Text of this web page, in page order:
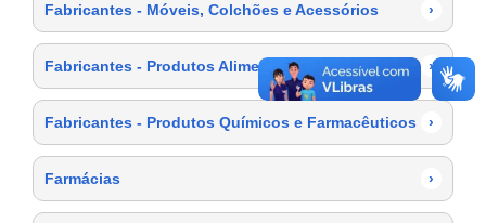
Fabricantes - Móveis, Colchões e Acessórios ›
Fabricantes - Produtos Alimentícios ›
Fabricantes - Produtos Químicos e Farmacêuticos ›
Farmácias ›